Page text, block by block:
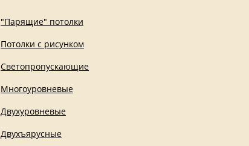
"Парящие" потолки
Потолки с рисунком
Светопропускающие
Многоуровневые
Двухуровневые
Двухъярусные